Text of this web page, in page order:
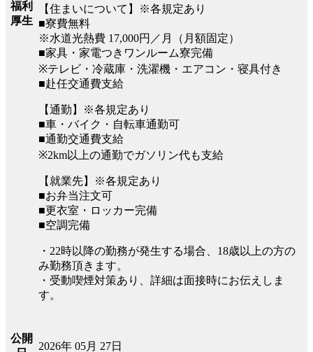
福利
厚生
【住まいについて】※各規定あり
■寮費無料
※水道光熱費 17,000円／月（月額固定）
■家具・家電つきワンルーム寮完備
※テレビ・冷蔵庫・洗濯機・エアコン・寝具付き
■赴任交通費支給
【通勤】※各規定あり
■車・バイク・自転車通勤可
■通勤交通費支給
※2km以上の通勤でガソリン代も支給
【就業先】※各規定あり
■お弁当注文可
■更衣室・ロッカー完備
■空調完備
・22時以降の勤務が発生する場合、18歳以上の方の
み勤務頂きます。
・受動喫煙対策あり、詳細は面接時にお伝えしま
す。
公開
2026年 05月 27日